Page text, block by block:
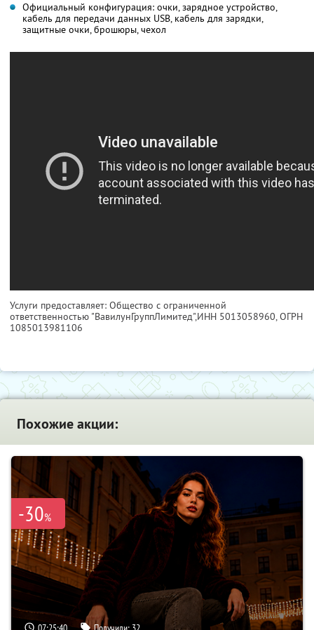
Официальный конфигурация: очки, зарядное устройство,
кабель для передачи данных USB, кабель для зарядки,
защитные очки, брошюры, чехол
Услуги предоставляет: Общество с ограниченной
ответственностью "ВавилунГруппЛимитед",ИНН 5013058960, ОГРН
1085013981106
Похожие акции:
-30%